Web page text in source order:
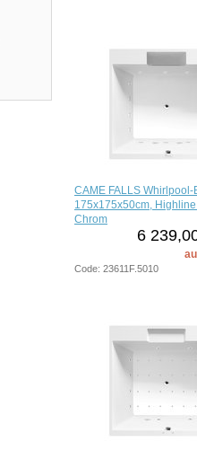
CAME FALLS
175x175x50cm,
Chrom
6
Code: 23611F.5010